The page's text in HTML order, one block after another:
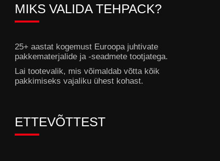
MIKS VALIDA TEHPACK?
25+ aastat kogemust Euroopa juhtivate
pakkematerjalide ja -seadmete tootjatega.
Lai tootevalik, mis võimaldab võtta kõik
pakkimiseks vajaliku ühest kohast.
ETTEVÕTTEST